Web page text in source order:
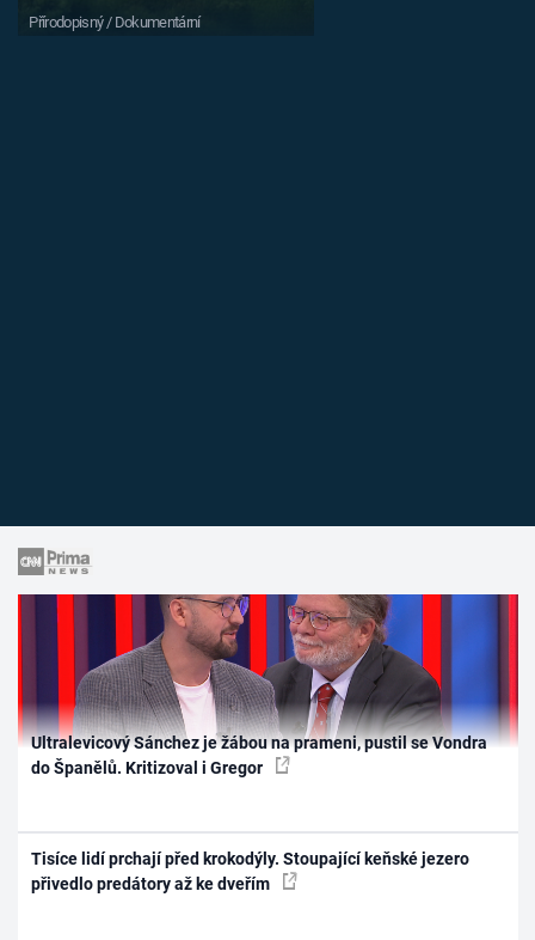
Přírodopisný / Dokumentární
Ultralevicový Sánchez je žábou na prameni, pustil se Vondra
do Španělů. Kritizoval i Gregor
Tisíce lidí prchají před krokodýly. Stoupající keňské jezero
přivedlo predátory až ke dveřím